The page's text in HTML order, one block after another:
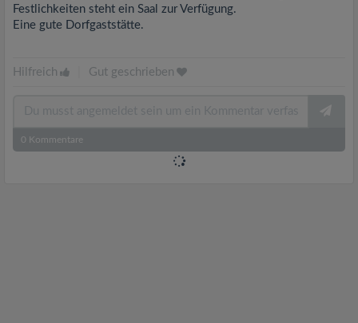
Festlichkeiten steht ein Saal zur Verfügung.
Eine gute Dorfgaststätte.
Hilfreich Gut geschrieben
0 Kommentare